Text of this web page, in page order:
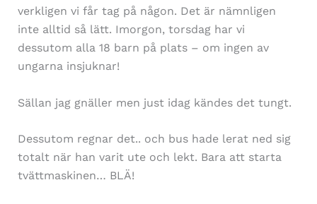
verkligen vi får tag på någon. Det är nämnligen
inte alltid så lätt. Imorgon, torsdag har vi
dessutom alla 18 barn på plats – om ingen av
ungarna insjuknar!
Sällan jag gnäller men just idag kändes det tungt.
Dessutom regnar det.. och bus hade lerat ned sig
totalt när han varit ute och lekt. Bara att starta
tvättmaskinen… BLÄ!